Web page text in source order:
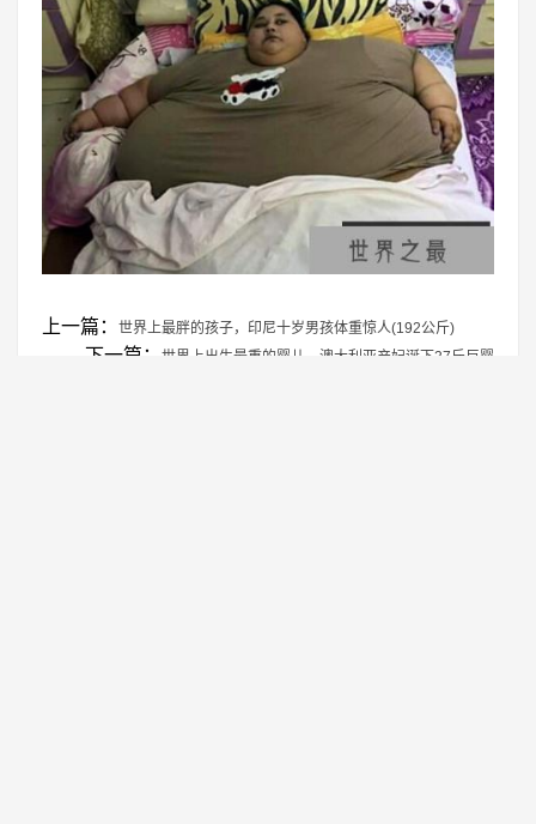
上一篇： 世界上最胖的孩子，印尼十岁男孩体重惊人(192公斤)
下一篇： 世界上出生最重的婴儿，澳大利亚产妇诞下37斤巨婴